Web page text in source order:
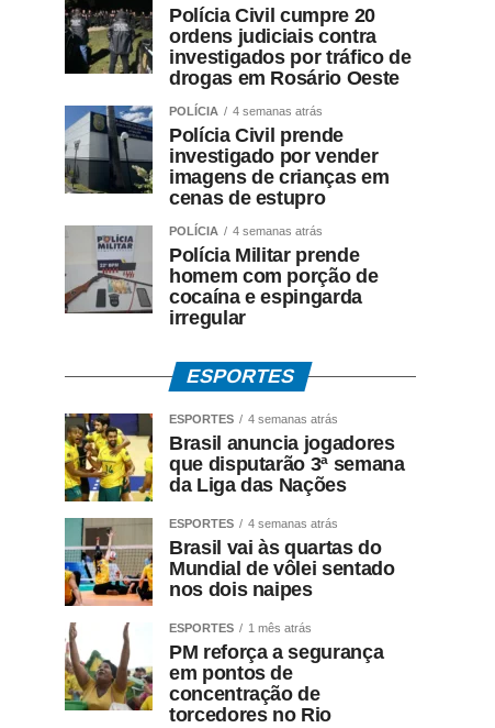
Polícia Civil cumpre 20
ordens judiciais contra
investigados por tráfico de
drogas em Rosário Oeste
POLÍCIA 4 semanas atrás
Polícia Civil prende
investigado por vender
imagens de crianças em
cenas de estupro
POLÍCIA 4 semanas atrás
Polícia Militar prende
homem com porção de
cocaína e espingarda
irregular
ESPORTES
ESPORTES 4 semanas atrás
Brasil anuncia jogadores
que disputarão 3ª semana
da Liga das Nações
ESPORTES 4 semanas atrás
Brasil vai às quartas do
Mundial de vôlei sentado
nos dois naipes
ESPORTES 1 mês atrás
PM reforça a segurança
em pontos de
concentração de
torcedores no Rio